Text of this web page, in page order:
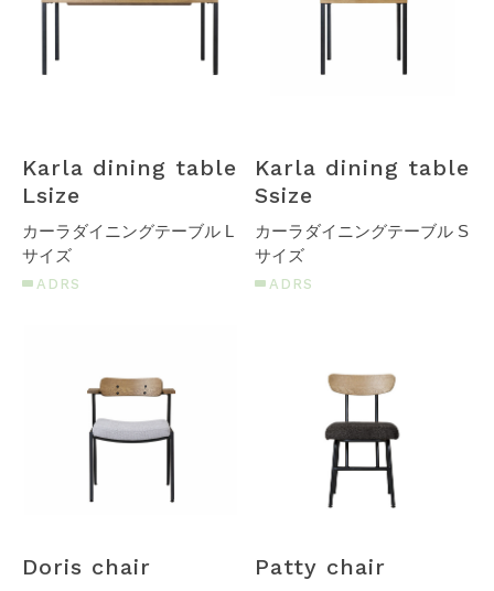
STOCK
CATALOG
ONLINE STORE
Karla dining table
Lsize
カーラダイニングテーブル L
サイズ
ADRS
Karla dining table
Ssize
カーラダイニングテーブル S
サイズ
ADRS
Doris chair Patty chair